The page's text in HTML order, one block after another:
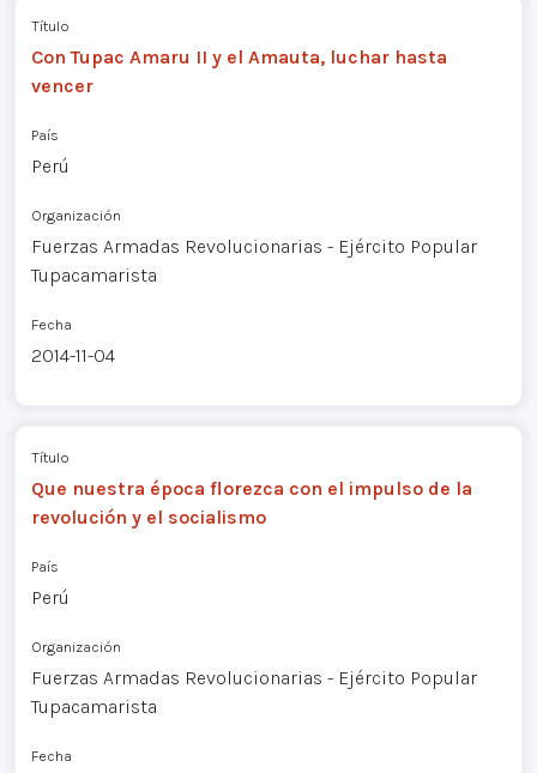
Título
Con Tupac Amaru II y el Amauta, luchar hasta
vencer
País
Perú
Organización
Fuerzas Armadas Revolucionarias - Ejército Popular
Tupacamarista
Fecha
2014-11-04
Título
Que nuestra época florezca con el impulso de la
revolución y el socialismo
País
Perú
Organización
Fuerzas Armadas Revolucionarias - Ejército Popular
Tupacamarista
Fecha